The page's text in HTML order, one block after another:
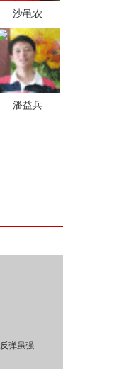
沙黾农
潘益兵
弹虽强